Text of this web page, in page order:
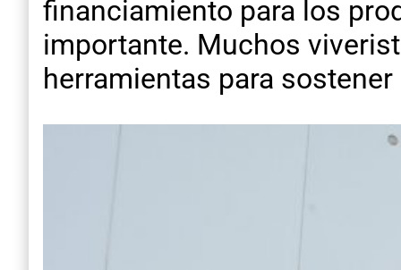
financiamiento para los
importante. Muchos
herramientas para